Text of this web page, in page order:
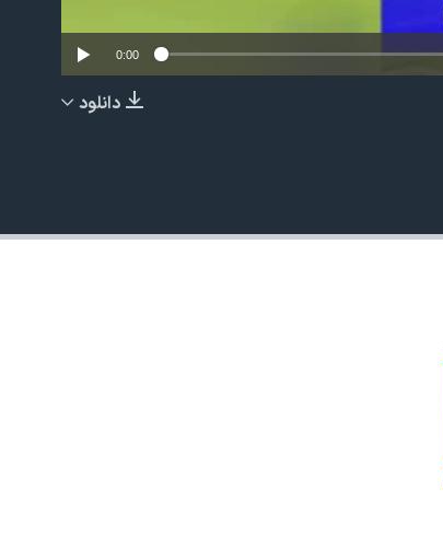
EMBED
0:00
دانلود